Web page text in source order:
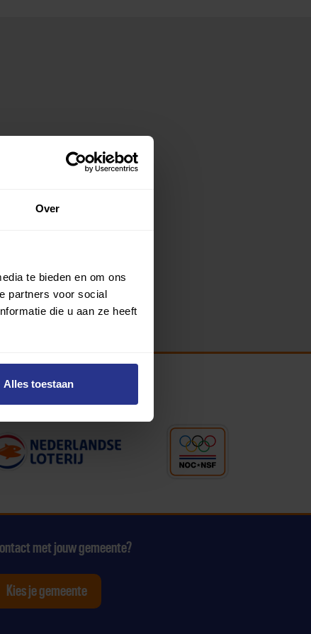
Over
te bieden en om ons
partners voor social
die u aan ze heeft
Alles toestaan
op Linkedin
met jouw gemeente?
Kies je gemeente